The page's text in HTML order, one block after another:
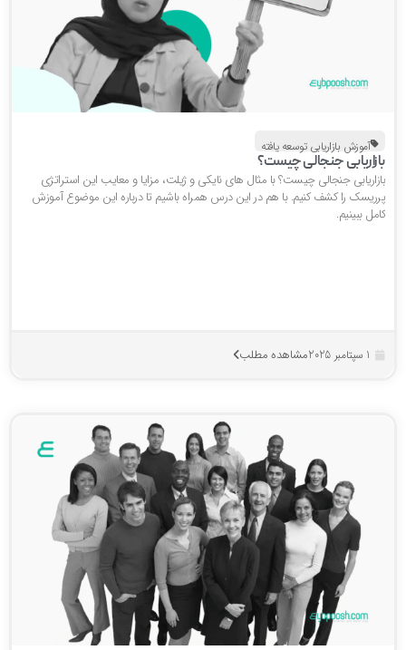
آموزش بازاریابی توسعه یافته
جنجالی چیست؟
جنجالی چیست؟ با مثال های نایکی و ژیلت، مزایا و معایب این استراتژی
را کشف کنیم. با هم در این درس همراه باشیم تا درباره این موضوع آموزش
ببینیم.
مشاهده مطلب